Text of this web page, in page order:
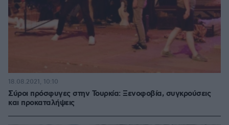
Σύροι πρόσφυγες στην Τουρκία: Ξενοφοβία, συγκρούσεις
και προκαταλήψεις
18.08.2021, 10:10